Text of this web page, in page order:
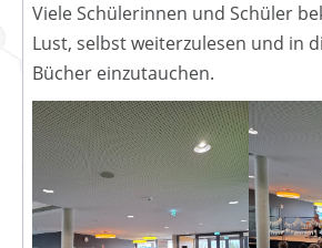
Viele Schülerinnen und Schüler
Lust, selbst weiterzulesen und in
Bücher einzutauchen.